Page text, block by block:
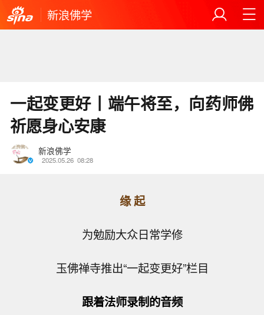
新浪佛学
一起变更好丨端午将至，向药师佛
祈愿身心安康
新浪佛学
2025.05.26 08:28
缘 起
为勉励大众日常学修
玉佛禅寺推出“一起变更好”栏目
跟着法师录制的音频